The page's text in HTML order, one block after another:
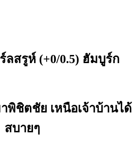
ลสรูห์ (+0/0.5) ฮัมบูร์ก
พิชิตชัย เหนือเจ้าบ้านได้
สบายๆ